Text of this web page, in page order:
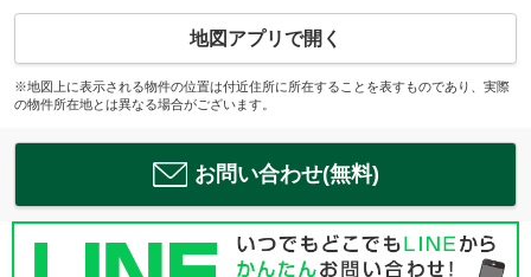
地図アプリで開く
※地図上に表示される物件の位置は付近住所に所在することを表すものであり、実際
の物件所在地とは異なる場合がございます。
お問い合わせ(無料)